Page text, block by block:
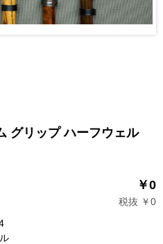
グリップ ハーフウェル
￥0
税抜 ￥0